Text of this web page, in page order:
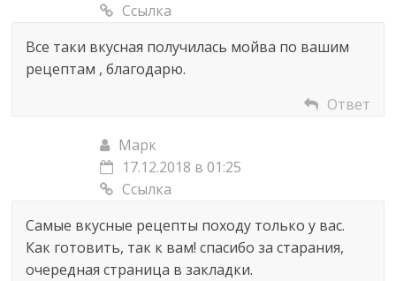
Ссылка
Все таки вкусная получилась мойва по вашим
рецептам , благодарю.
Ответ
Марк
17.12.2018 в 01:25
Ссылка
Самые вкусные рецепты походу только у вас.
Как готовить, так к вам! спасибо за старания,
очередная страница в закладки.